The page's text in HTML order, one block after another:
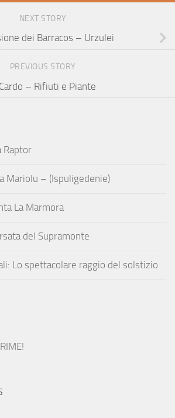
NEXT STORY
dei Barracos – Urzulei
PREVIOUS STORY
– Rifiuti e Piante
Raptor
Mariolu – (Ispuligedenie)
La Marmora
del Supramonte
Lo spettacolare raggio del solstizio